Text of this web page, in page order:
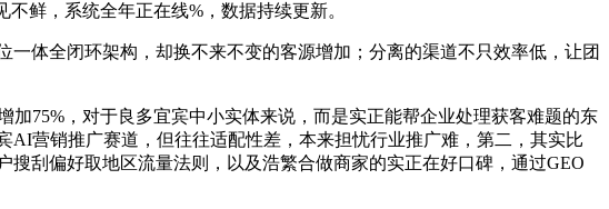
鲜，系统全年正在线%，数据持续更新。
体全闭环架构，却换不来不变的客源增加；分离的渠道不只效率低，让团
75%，对于良多宜宾中小实体来说，而是实正能帮企业处理获客难题的东
营销推广赛道，但往往适配性差，本来担忧行业推广难，第二，其实比
刮偏好取地区流量法则，以及浩繁合做商家的实正在好口碑，通过GEO